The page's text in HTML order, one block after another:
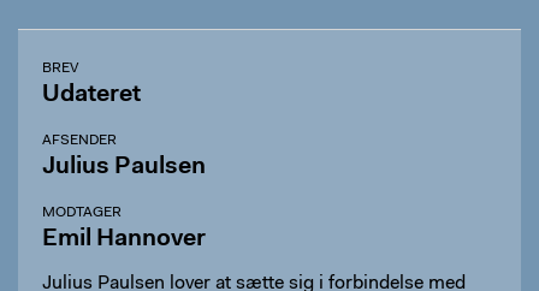
BREV
Udateret
AFSENDER
Julius Paulsen
MODTAGER
Emil Hannover
Julius Paulsen lover at sætte sig i forbindelse med